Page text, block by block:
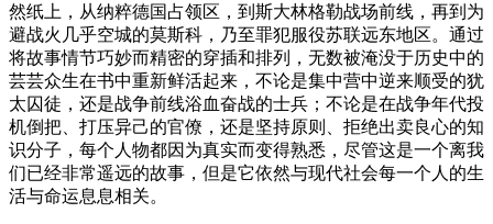
然纸上，从纳粹德国占领区，到斯大林格勒战场前线，再到为
避战火几乎空城的莫斯科，乃至罪犯服役苏联远东地区。通过
将故事情节巧妙而精密的穿插和排列，无数被淹没于历史中的
芸芸众生在书中重新鲜活起来，不论是集中营中逆来顺受的犹
太囚徒，还是战争前线浴血奋战的士兵；不论是在战争年代投
机倒把、打压异己的官僚，还是坚持原则、拒绝出卖良心的知
识分子，每个人物都因为真实而变得熟悉，尽管这是一个离我
们已经非常遥远的故事，但是它依然与现代社会每一个人的生
活与命运息息相关。